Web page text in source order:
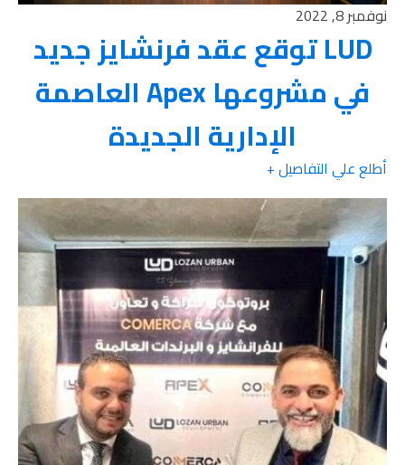
نوفمبر 8, 2022
LUD توقع عقد فرنشايز جديد
في مشروعها Apex العاصمة
الإدارية الجديدة
أطلع علي التفاصيل +